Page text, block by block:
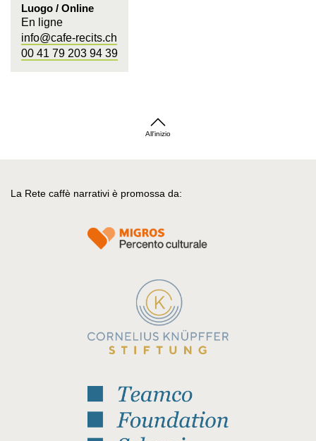
Luogo / Online
En ligne
info@cafe-recits.ch
00 41 79 203 94 39
All'inizio
La Rete caffè narrativi è promossa da: